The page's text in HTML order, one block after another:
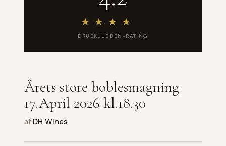
★ ★ ★ ★
DRUEKLUBBEN-RATING
Årets store boblesmagning
17.April 2026 kl.18.30
af DH Wines